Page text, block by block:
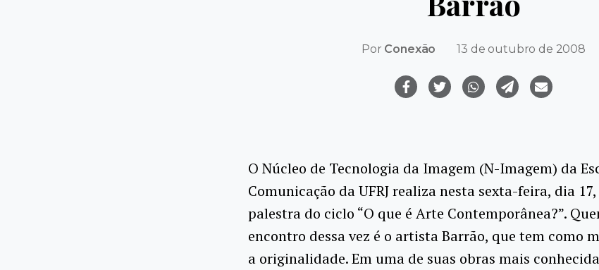
Por Conexão 13 de outubro de 2008
O Núcleo de Tecnologia da Imagem (N-Imagem) da
Comunicação da UFRJ realiza nesta sexta-feira, dia
palestra do ciclo “O que é Arte Contemporânea?”.
encontro dessa vez é o artista Barrão, que tem como
a originalidade. Em uma de suas obras mais